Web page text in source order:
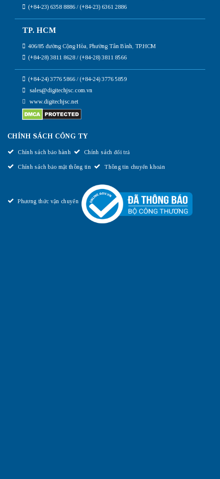
(+84-23) 6358 8886 / (+84-23) 6361 2886
TP. HCM
406/85 đường Cộng Hòa, Phường Tân Bình, TP.HCM
(+84-28) 3811 8628 / (+84-28) 3811 8566
(+84-24) 3776 5866 / (+84-24) 3776 5859
sales@digitechjsc.com.vn
www.digitechjsc.net
CHÍNH SÁCH CÔNG TY
Chính sách bảo hành Chính sách đổi trả
Chính sách bảo mật thông tin Thông tin chuyển khoản
Phương thức vận chuyển